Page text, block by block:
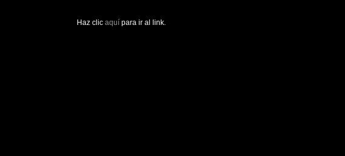
Haz clic aquí para ir al link.